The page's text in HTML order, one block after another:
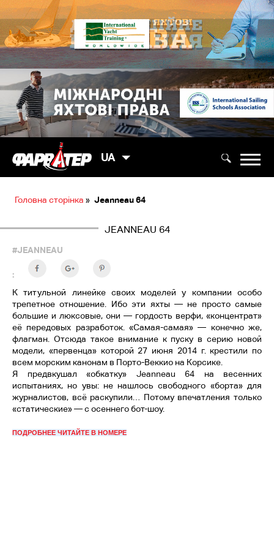
UA
Головна сторінка » Jeanneau 64
JEANNEAU 64
#JEANNEAU
:
К титульной линейке своих моделей у компании особо
трепетное отношение. Ибо эти яхты — не просто самые
большие и люксовые, они — гордость верфи, «концентрат»
её передовых разработок. «Самая-самая» — конечно же,
флагман. Отсюда такое внимание к пуску в серию новой
модели, «первенца» которой 27 июня 2014 г. крестили по
всем морским канонам в Порто-Веккио на Корсике.
Я предвкушал «обкатку» Jeanneau 64 на весенних
испытаниях, но увы: не нашлось свободного «борта» для
журналистов, всё раскупили… Потому впечатления только
«статические» — с осеннего бот-шоу.
ПОДРОБНЕЕ ЧИТАЙТЕ В НОМЕРЕ